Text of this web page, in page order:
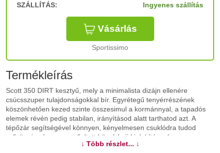
SZÁLLÍTÁS:
Ingyenes szállítás
Vásárlás
Sportissimo
Termékleírás
Scott 350 DIRT kesztyű, mely a minimalista dizájn ellenére
csúcsszuper tulajdonságokkal bír. Egyrétegű tenyérrészének
köszönhetően kezed szinte összesimul a kormánnyal, a tapadós
elemek révén pedig stabilan, irányításod alatt tarthatod azt. A
tépőzár segítségével könnyen, kényelmesen csuklódra tudod
erősíteni, míg a megerősített hüvelykujj-kialakításnak
köszönhetően a hólyagok miatt sem kell aggódnod. Kiváló
↓ Több részlet... ↓